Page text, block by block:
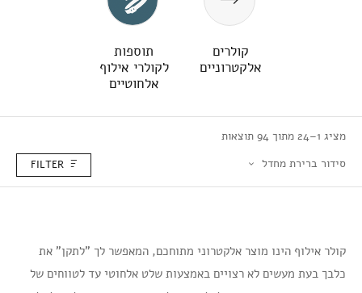
קולרים
אלקטרוניים
תוספות
לקולרי אילוף
אלחוטיים
מציג 1–24 מתוך 94 תוצאות
סידור ברירת מחדל
FILTER
קולר אילוף הינו מוצר אלקטרוני מתוחכם, המאפשר לך "לתקן" את
כלבך בעת מעשים לא רצויים באמצעות שלט אלחוטי עד לטווחים של